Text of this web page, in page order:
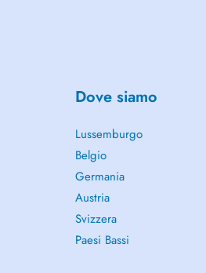
Dove siamo
Lussemburgo
Belgio
Germania
Austria
Svizzera
Paesi Bassi